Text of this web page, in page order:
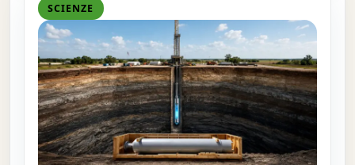
SCIENZE